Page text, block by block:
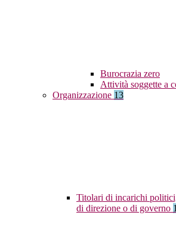
Burocrazia zero
Attività soggette a
Organizzazione 13
Titolari di incarichi
di direzione o di governo